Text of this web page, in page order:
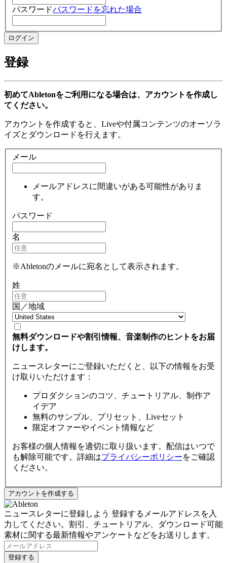
パスワードパスワードを忘れた場合
登録
初めてAbletonをご利用になる場合は、アカウントを作成し
てください。
アカウントを作成すると、Liveや付属コンテンツのオーソラ
イズとダウンロードを行えます。
メール
メールアドレスに間違いがある可能性がありま
す。
パスワード
名
※Abletonのメールに宛名として表示されます。
姓
国／地域
無料ダウンロードや割引情報、音楽制作のヒントをお届
けします。
ニュースレターにご登録いただくと、以下の情報をお受
け取りいただけます：
プロダクションのコツ、チュートリアル、制作ア
イデア
無料のサンプル、プリセット、Liveセット
限定オファーやイベント情報など
お客様の個人情報を適切に取り扱います。配信はいつで
も解除可能です。詳細はプライバシーポリシーをご確認
ください。
ニュースレターに登録しよう 登録するメールアドレスを入
力してください。割引、チュートリアル、ダウンロード可能
素材に関する最新情報やアンケートなどをお送りします。